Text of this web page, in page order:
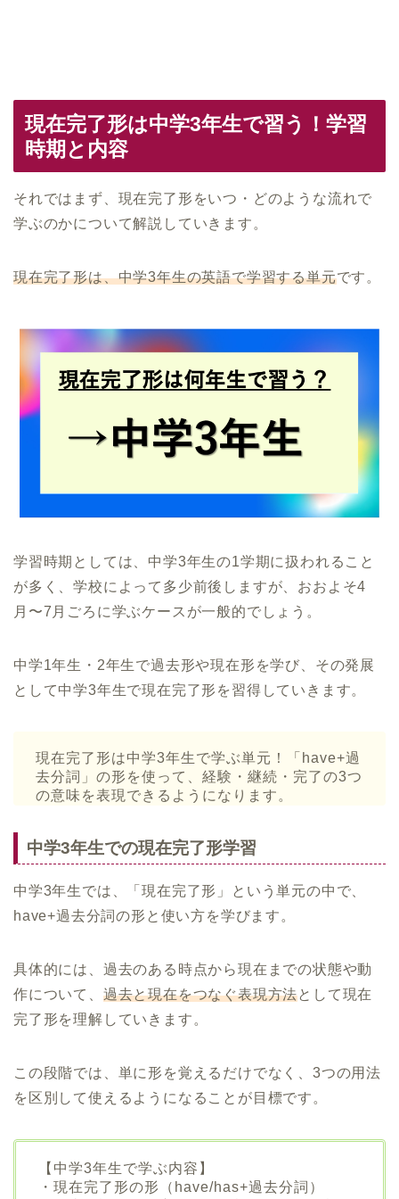
現在完了形は中学3年生で習う！学習
時期と内容
それではまず、現在完了形をいつ・どのような流れで
学ぶのかについて解説していきます。
現在完了形は、中学3年生の英語で学習する単元です。
学習時期としては、中学3年生の1学期に扱われること
が多く、学校によって多少前後しますが、おおよそ4
月〜7月ごろに学ぶケースが一般的でしょう。
中学1年生・2年生で過去形や現在形を学び、その発展
として中学3年生で現在完了形を習得していきます。
現在完了形は中学3年生で学ぶ単元！「have+過
去分詞」の形を使って、経験・継続・完了の3つ
の意味を表現できるようになります。
中学3年生での現在完了形学習
中学3年生では、「現在完了形」という単元の中で、
have+過去分詞の形と使い方を学びます。
具体的には、過去のある時点から現在までの状態や動
作について、 過去と現在をつなぐ表現方法として現在
完了形を理解していきます。
この段階では、単に形を覚えるだけでなく、3つの用法
を区別して使えるようになることが目標です。
【中学3年生で学ぶ内容】
・現在完了形の形（have/has+過去分詞）